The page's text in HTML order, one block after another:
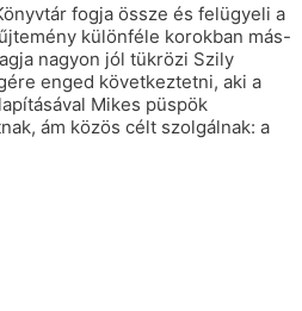
fogja össze és felügyeli a
különféle korokban más-
nagyon jól tükrözi Szily
enged következtetni, aki a
Mikes püspök
ám közös célt szolgálnak: a